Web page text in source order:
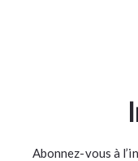
Abonnez-vous à